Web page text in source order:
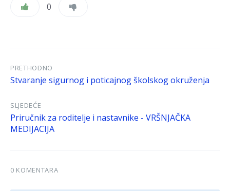
0
PRETHODNO
Stvaranje sigurnog i poticajnog školskog okruženja
SLJEDEĆE
Priručnik za roditelje i nastavnike - VRŠNJAČKA
MEDIJACIJA
0 KOMENTARA